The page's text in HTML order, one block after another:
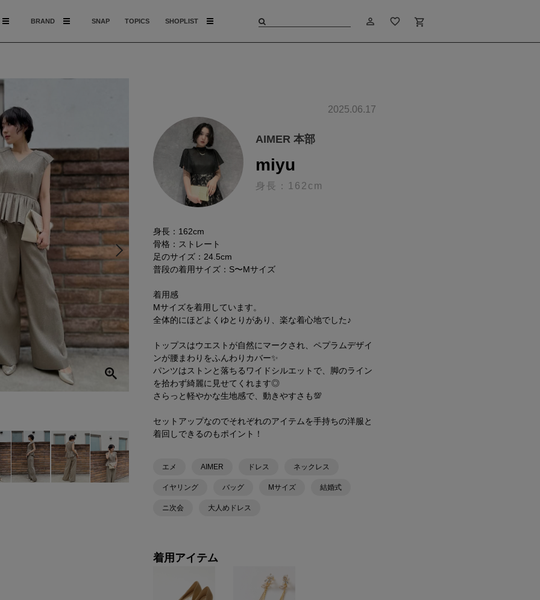
BRAND SNAP TOPICS SHOPLIST person_outline favorite_border shopping_cart
2025.06.17
AIMER 本部
miyu
身長：162cm
身長：162cm
骨格：ストレート
足のサイズ：24.5cm
普段の着用サイズ：S〜Mサイズ
着用感
Mサイズを着用しています。
全体的にほどよくゆとりがあり、楽な着心地でした♪
トップスはウエストが自然にマークされ、ペプラムデザイ
ンが腰まわりをふんわりカバー✨
パンツはストンと落ちるワイドシルエットで、脚のライン
を拾わず綺麗に見せてくれます◎
さらっと軽やかな生地感で、動きやすさも💯
セットアップなのでそれぞれのアイテムを手持ちの洋服と
着回しできるのもポイント！
エメ AIMER ドレス ネックレス
イヤリング バッグ Mサイズ 結婚式
ニ次会 大人めドレス
着用アイテム